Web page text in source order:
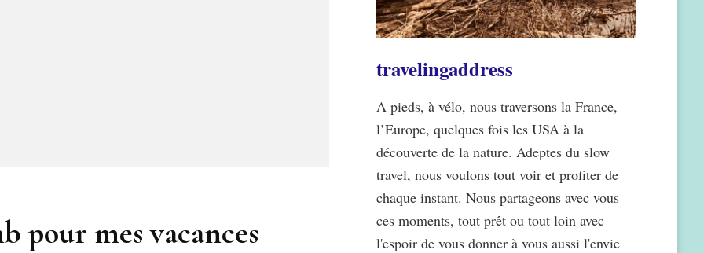
pour mes vacances
travelingaddress
A pieds, à vélo, nous traversons la France,
l’Europe, quelques fois les USA à la
découverte de la nature. Adeptes du slow
travel, nous voulons tout voir et profiter de
chaque instant. Nous partageons avec vous
ces moments, tout prêt ou tout loin avec
l'espoir de vous donner à vous aussi l'envie